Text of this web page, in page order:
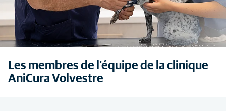
Les membres de l'équipe de la clinique
AniCura Volvestre